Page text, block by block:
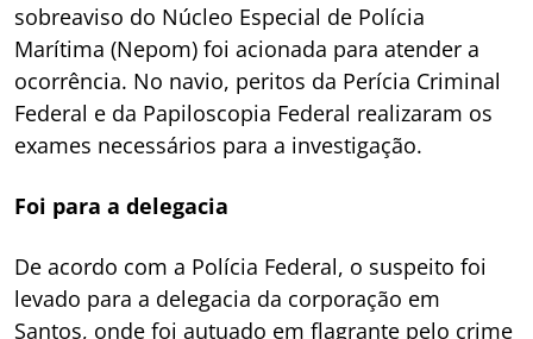
sobreaviso do Núcleo Especial de Polícia
Marítima (Nepom) foi acionada para atender a
ocorrência. No navio, peritos da Perícia Criminal
Federal e da Papiloscopia Federal realizaram os
exames necessários para a investigação.
Foi para a delegacia
De acordo com a Polícia Federal, o suspeito foi
levado para a delegacia da corporação em
Santos, onde foi autuado em flagrante pelo crime